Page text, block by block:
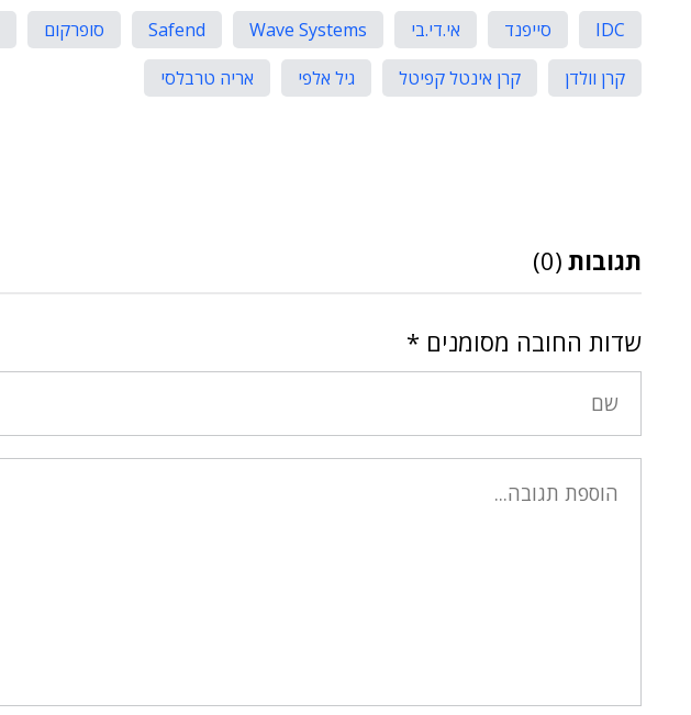
IDC סייפנד אי.די.בי Wave Systems
Safend סופרקום
קרן וולדן
קרן אינטל קפיטל גיל אלפי אריה טרבלסי
תגובות (0)
שדות החובה מסומנים *